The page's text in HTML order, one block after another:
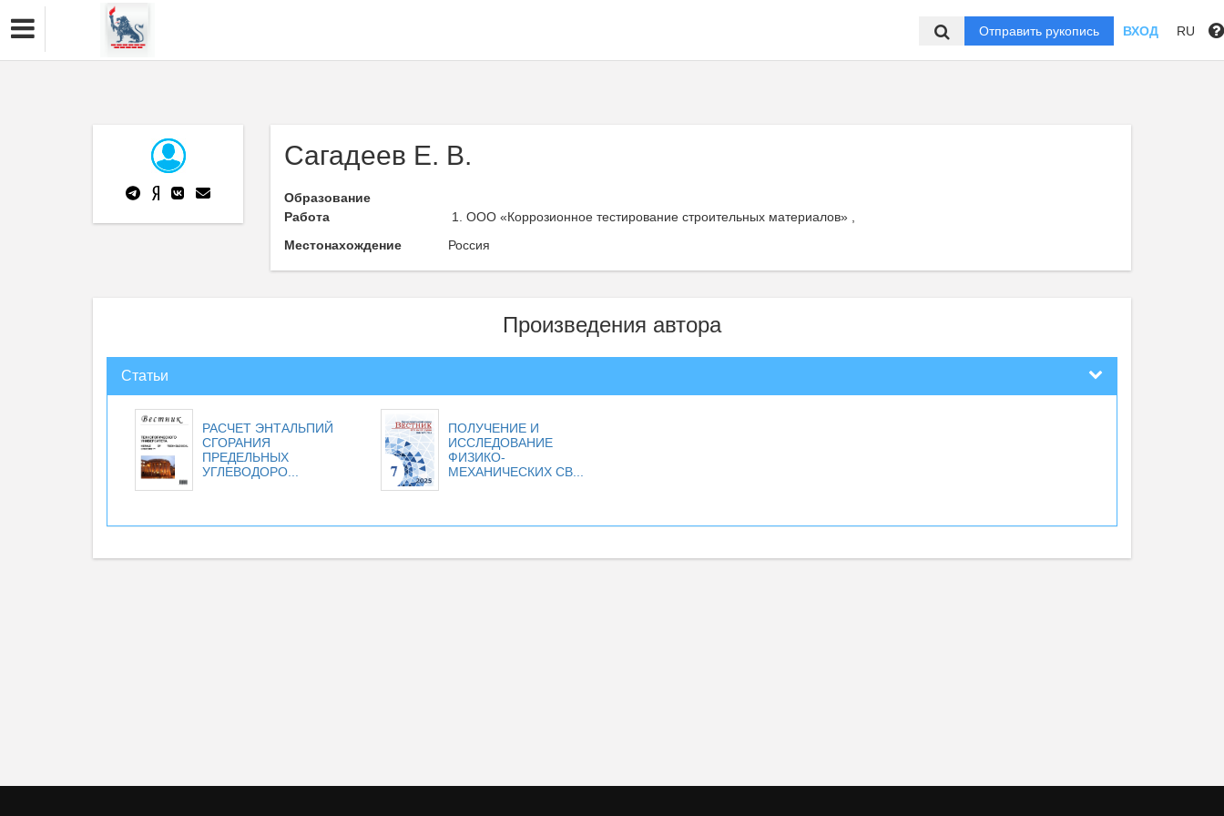
Отправить рукопись ВХОД RU
Сагадеев Е. В.
Образование
Работа
ООО «Коррозионное тестирование строительных материалов» ,
Местонахождение
Россия
Произведения автора
Статьи
РАСЧЕТ ЭНТАЛЬПИЙ
СГОРАНИЯ
ПРЕДЕЛЬНЫХ
УГЛЕВОДОРО...
ПОЛУЧЕНИЕ И
ИССЛЕДОВАНИЕ
ФИЗИКО-
МЕХАНИЧЕСКИХ СВ...